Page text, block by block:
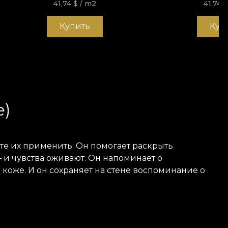
41,74 $ / m2
Купить
41,74
их применить. Он помогает раскрыть
и чувства оживают. Он напоминает о
И он сохраняет на стене воспоминание о